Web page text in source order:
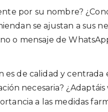
por su nombre?
se ajustan a sus
o mensaje de
es de calidad y centrada
necesaria?
a las medidas